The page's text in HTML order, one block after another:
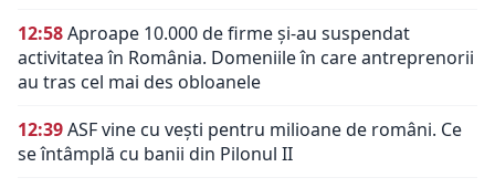
12:58Aproape 10.000 de firme și-au suspendat
activitatea în România. Domeniile în care antreprenorii
au tras cel mai des obloanele
12:39ASF vine cu vești pentru milioane de români. Ce
se întâmplă cu banii din Pilonul II